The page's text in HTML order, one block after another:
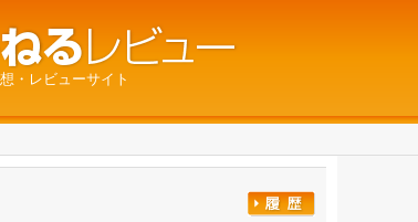
・レビューサイト